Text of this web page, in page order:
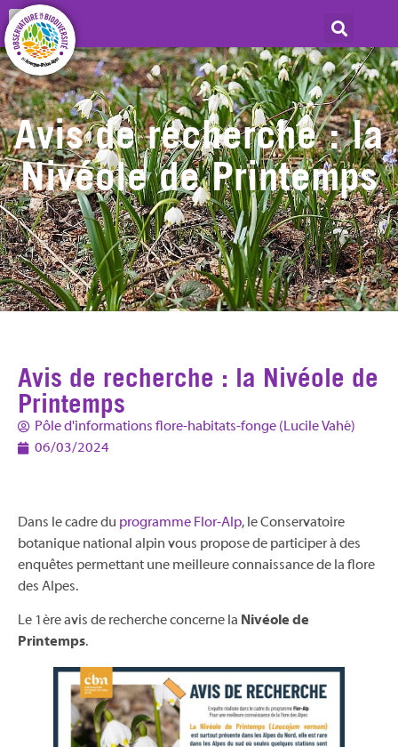
Avis de recherche : la
Nivéole de Printemps
Avis de recherche : la Nivéole de
Printemps
Pôle d'informations flore-habitats-fonge (Lucile Vahé)
06/03/2024
Dans le cadre du programme Flor-Alp, le Conservatoire
botanique national alpin vous propose de participer à des
enquêtes permettant une meilleure connaissance de la flore
des Alpes.
Le 1ère avis de recherche concerne la Nivéole de
Printemps.